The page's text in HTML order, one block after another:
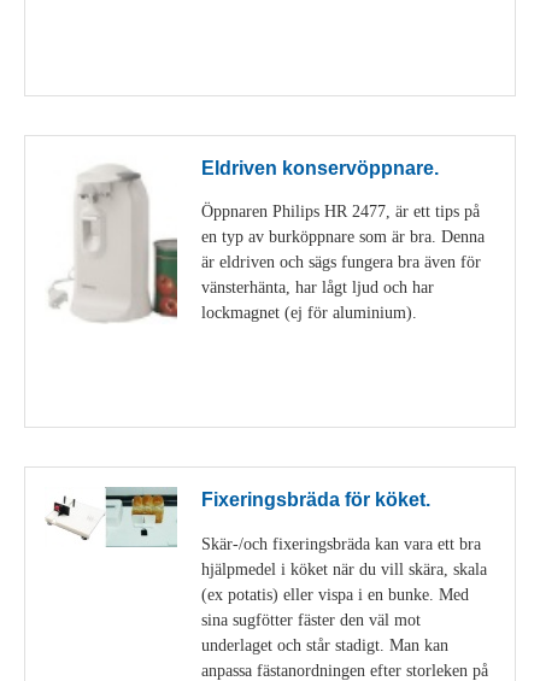
Eldriven konservöppnare.
Öppnaren Philips HR 2477, är ett tips på
en typ av burköppnare som är bra. Denna
är eldriven och sägs fungera bra även för
vänsterhänta, har lågt ljud och har
lockmagnet (ej för aluminium).
Fixeringsbräda för köket.
Skär-/och fixeringsbräda kan vara ett bra
hjälpmedel i köket när du vill skära, skala
(ex potatis) eller vispa i en bunke. Med
sina sugfötter fäster den väl mot
underlaget och står stadigt. Man kan
anpassa fästanordningen efter storleken på